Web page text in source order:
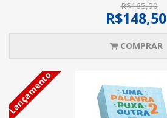
R$165,00
R$148,50
COMPRAR
Lançamento